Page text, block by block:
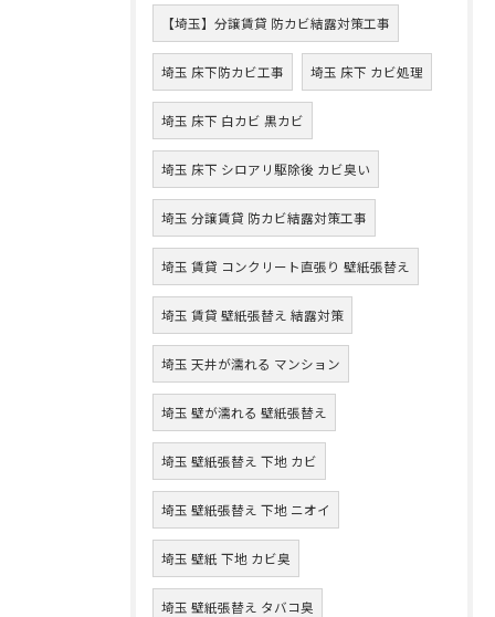
【埼玉】分譲賃貸 防カビ結露対策工事
埼玉 床下防カビ工事 埼玉 床下 カビ処理
埼玉 床下 白カビ 黒カビ
埼玉 床下 シロアリ駆除後 カビ臭い
埼玉 分譲賃貸 防カビ結露対策工事
埼玉 賃貸 コンクリート直張り 壁紙張替え
埼玉 賃貸 壁紙張替え 結露対策
埼玉 天井が濡れる マンション
埼玉 壁が濡れる 壁紙張替え
埼玉 壁紙張替え 下地 カビ
埼玉 壁紙張替え 下地 ニオイ
埼玉 壁紙 下地 カビ臭
埼玉 壁紙張替え タバコ臭